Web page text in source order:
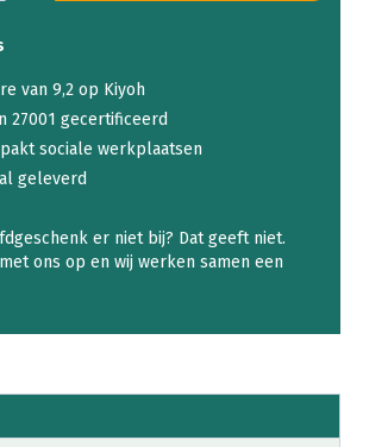
van 9,2 op Kiyoh
27001 gecertificeerd
sociale werkplaatsen
geleverd
er niet bij? Dat geeft niet.
ons op en wij werken samen een